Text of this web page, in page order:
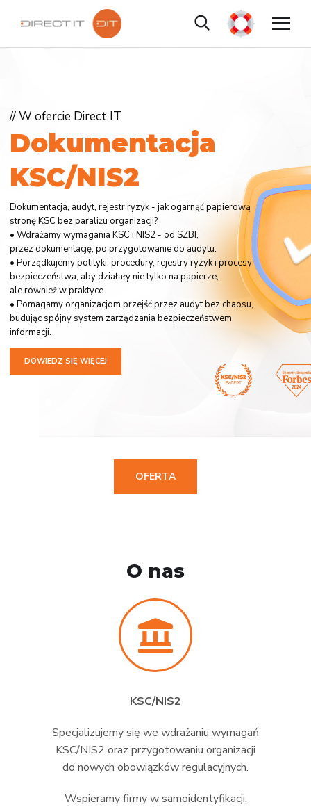
Dokumentacja
KSC/NIS2
Dokumentacja, audyt, rejestr ryzyk - jak ogarnąć papierową
stronę KSC bez paraliżu organizacji?
• Wdrażamy wymagania KSC i NIS2 - od SZBI,
przez dokumentację, po przygotowanie do audytu.
• Porządkujemy polityki, procedury, rejestry ryzyk i procesy
bezpieczeństwa, aby działały nie tylko na papierze,
ale również w praktyce.
• Pomagamy organizacjom przejść przez audyt bez chaosu,
budując spójny system zarządzania bezpieczeństwem
informacji.
// W ofercie Direct IT
DOWIEDZ SIĘ WIĘCEJ
OFERTA
O nas
KSC/NIS2
Specjalizujemy się we wdrażaniu wymagań
KSC/NIS2 oraz przygotowaniu organizacji
do nowych obowiązków regulacyjnych.
Wspieramy firmy w samoidentyfikacji,